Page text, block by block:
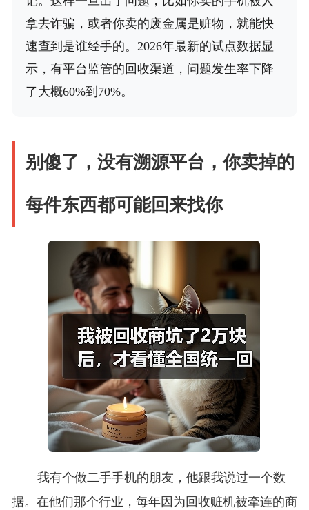
拿去诈骗，或者你卖的废金属是赃物，就能快
速查到是谁经手的。2026年最新的试点数据显
示，有平台监管的回收渠道，问题发生率下降
了大概60%到70%。
别傻了，没有溯源平台，你卖掉的
每件东西都可能回来找你
我有个做二手手机的朋友，他跟我说过一个数
据。在他们那个行业，每年因为回收赃机被牵连的商